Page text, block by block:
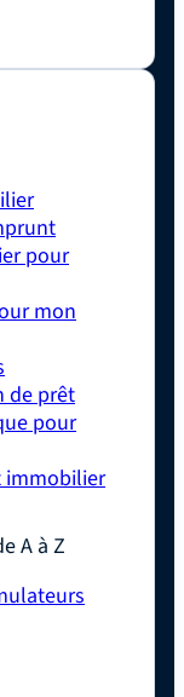
pour
mon
de prêt
pour
immobilier
A à Z